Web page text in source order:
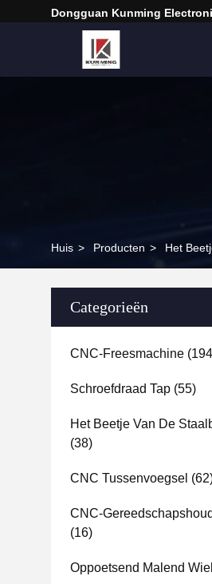
Dongguan Kunming
Huis > Producten > Het
Categorieën
CNC-Freesmachine
Schroefdraad Tap (55)
Het Beetje Van De
(38)
CNC Tussenvoegsel
CNC-
(16)
Oppoetsend Malend Wiel